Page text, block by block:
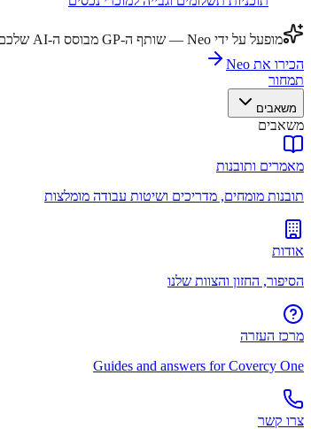
מופעל על ידי Neo — שותף ה-GP מבוסס ה-AI שלכם, פועל בכל תהליך עבודה.
הכירו את Neo
תמחור
משאבים
משאבים
מאמרים ותובנות
תובנות מומחים, מדריכים ושיטות עבודה מומלצות
אודות
הסיפור, החזון והצוות שלנו
מרכז העזרה
Guides and answers for Covercy One
צרו קשר